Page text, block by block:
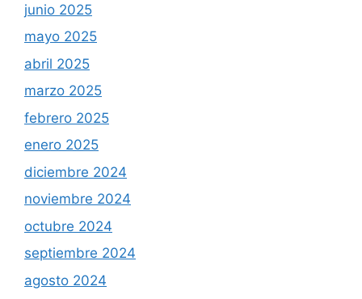
junio 2025
mayo 2025
abril 2025
marzo 2025
febrero 2025
enero 2025
diciembre 2024
noviembre 2024
octubre 2024
septiembre 2024
agosto 2024